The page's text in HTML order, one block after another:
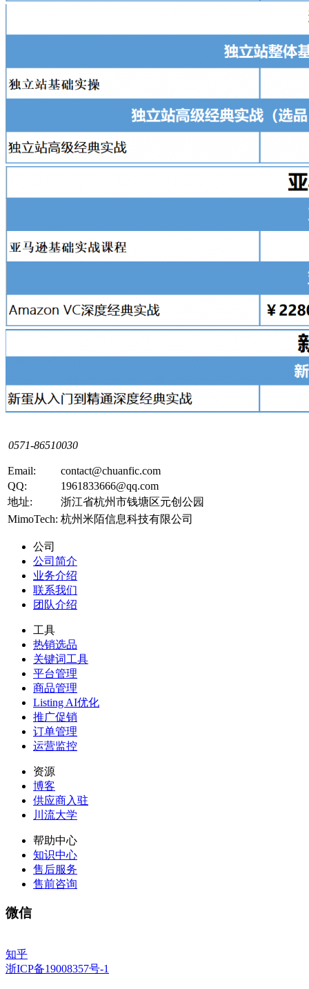
0571-86510030
Email:
contact@chuanfic.com
QQ:
1961833666@qq.com
地址:
浙江省杭州市钱塘区元创公园
MimoTech: 杭州米陌信息科技有限公司
公司
公司简介
业务介绍
联系我们
团队介绍
工具
热销选品
关键词工具
平台管理
商品管理
Listing AI优化
推广促销
订单管理
运营监控
资源
博客
供应商入驻
川流大学
帮助中心
知识中心
售后服务
售前咨询
微信
知乎
浙ICP备19008357号-1